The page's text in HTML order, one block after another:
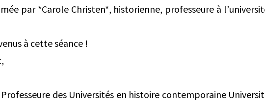
par *Carole Christen*, historienne, professeure à
à cette séance !
Professeure des Universités en histoire contemporaine